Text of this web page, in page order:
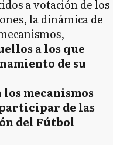
a votación de los
la dinámica de
a los que
de su
mecanismos
de las
del Fútbol